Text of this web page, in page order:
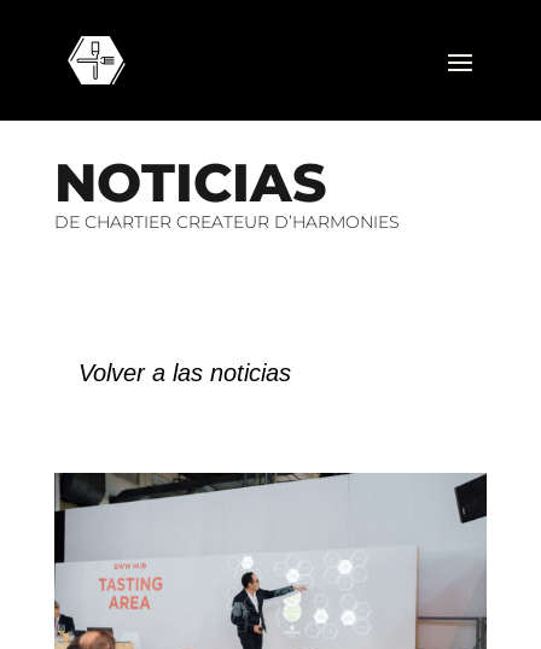
NOTICIAS
DE CHARTIER CREATEUR D’HARMONIES
Volver a las noticias